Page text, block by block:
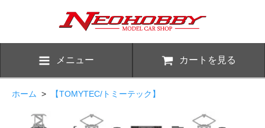
メニュー カートを見る
ホーム > 【TOMYTEC/トミーテック】